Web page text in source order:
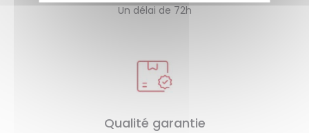
Un délai de 72h
Qualité garantie